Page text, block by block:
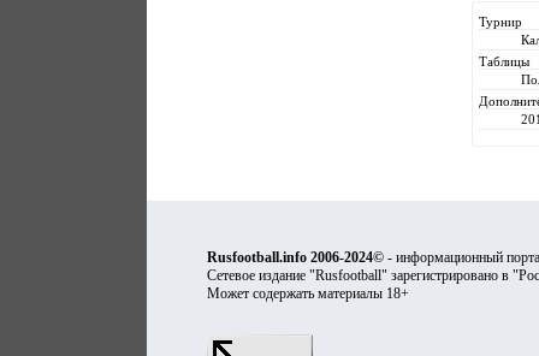
Турнир
Таблицы
Rusfootball.info 2006-2024© - информационный
Сетевое издание "Rusfootball" зарегистрировано в
Может содержать материалы 18+